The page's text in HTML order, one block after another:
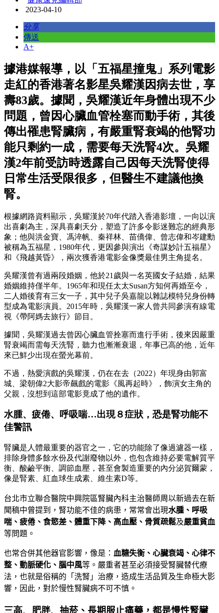
2023-04-10
分享
傳送
A+
據港媒報導，以「五福星撞鬼」系列電影
走紅的香港著名影星吳耀漢因病去世，享
壽83歲。據聞，吳耀漢近年身體出現不少
問題，曾因心臟血管栓塞而動手術，其後
傳出罹患腎臟病，有嚴重腎衰竭的他腎功
能只剩約一成，需要每天洗腎4次。吳耀
漢2年前受訪時透露自己因每天洗腎使得
日常生活受限很多，但醫生不建議他換
腎。
根據網路資料顯示，吳耀漢於70年代踏入香港影壇，一向以演
出喜劇為主，深具喜劇天分，塑造了許多令影迷難忘的經典形
象；他與洪金寶、馮淬帆、秦祥林、苗僑偉、曾志偉和岑建勳
被稱為五福星，1980年代，更因參與演出《奇謀妙計五福星》
和《飛越黃昏》，兩次獲香港電影金像獎最佳男主角提名。
吳耀漢曾有過兩段婚姻，他於21歲與一名英國女子結婚，結果
婚姻維持僅半年。1965年和現任太太Susan方知何再婚至今，
二人婚後育有三女一子，其中兒子吳嘉龍以雜誌模特兒身份轉
型成為電影演員。2015年時，吳耀漢一家人曾共同參演有線電
視《帶阿媽去旅行》節目。
據聞，吳耀漢過去曾因心臟血管拴塞而進行手術，後來因嚴重
腎衰竭而需每天洗腎，聽力也漸漸衰退，年事已高的他，近年
來已鮮少出現在螢光幕前。
不過，熱愛演戲的吳耀漢，仍在在去（2022）年現身由郭富
城、梁朝偉2大影帝飆戲的電影《風再起時》，飾演女主角的
父親，沒想到這部電影竟成了他的遺作。
水腫、疲倦、呼吸喘…出現８症狀，恐是腎功能不
佳警訊
腎臟是人體最重要的器官之一，它的功能除了像過濾器一樣，
排除身體多餘水份及代謝廢物以外，也包含維持必要電解質平
衡、酸鹼平衡、調節血壓，甚至會製造重要的內分泌賀爾蒙，
像是腎素、紅血球生成素、維生素D等。
台北市立聯合醫院中興院區腎臟內科主治醫師周以新過去在新
聞稿中曾提到，腎功能不佳的病患，常常會出現水腫、呼吸
喘、疲倦、食慾差、體重下降、高血壓、骨質疏鬆及嚴重貧血
等問題。
也常合併其他器官影響，像是： 血糖失衡、心臟衰竭、心律不
整、動脈硬化、腦中風等。 嚴重者甚至必須接受腎臟替代療
法，也就是俗稱的「洗腎」治療，造成生活品質及生命極大影
響，因此，對於慢性腎臟病不可不慎。
三高、肥胖、 抽菸、 長期服止痛藥，都是慢性腎臟